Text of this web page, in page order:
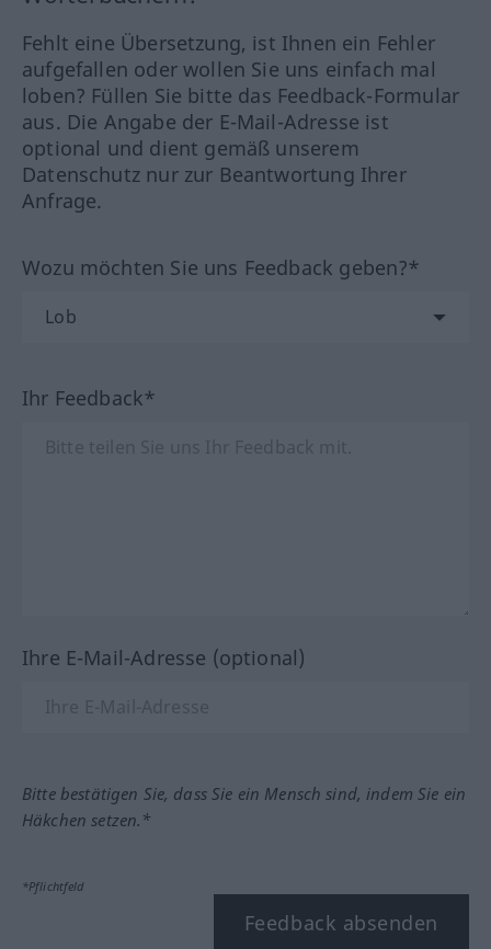
Fehlt eine Übersetzung, ist Ihnen ein Fehler
aufgefallen oder wollen Sie uns einfach mal
loben? Füllen Sie bitte das Feedback-Formular
aus. Die Angabe der E-Mail-Adresse ist
optional und dient gemäß unserem
Datenschutz nur zur Beantwortung Ihrer
Anfrage.
Wozu möchten Sie uns Feedback geben?*
Ihr Feedback*
Ihre E-Mail-Adresse (optional)
Bitte bestätigen Sie, dass Sie ein Mensch sind, indem Sie ein
Häkchen setzen.*
*Pflichtfeld
Feedback absenden